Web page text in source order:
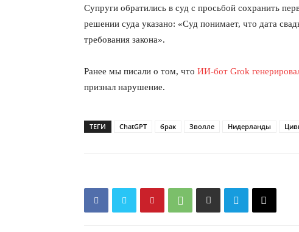
Супруги обратились в суд с просьбой сохранить
решении суда указано: «Суд понимает, что дата
требования закона».
Ранее мы писали о том, что ИИ-бот Grok
признал нарушение.
ТЕГИ ChatGPT брак Зволле Нидерланды